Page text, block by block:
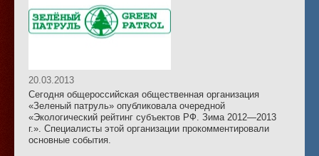
20.03.2013
Сегодня общероссийская общественная организация
«Зеленый патруль» опубликовала очередной
«Экологический рейтинг субъектов РФ. Зима 2012—2013
г.». Специалисты этой организации прокомментировали
основные события.